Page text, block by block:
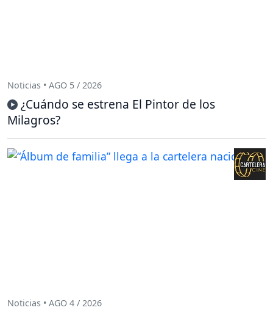
Noticias • AGO 5 / 2026
¿Cuándo se estrena El Pintor de los
Milagros?
Noticias • AGO 4 / 2026